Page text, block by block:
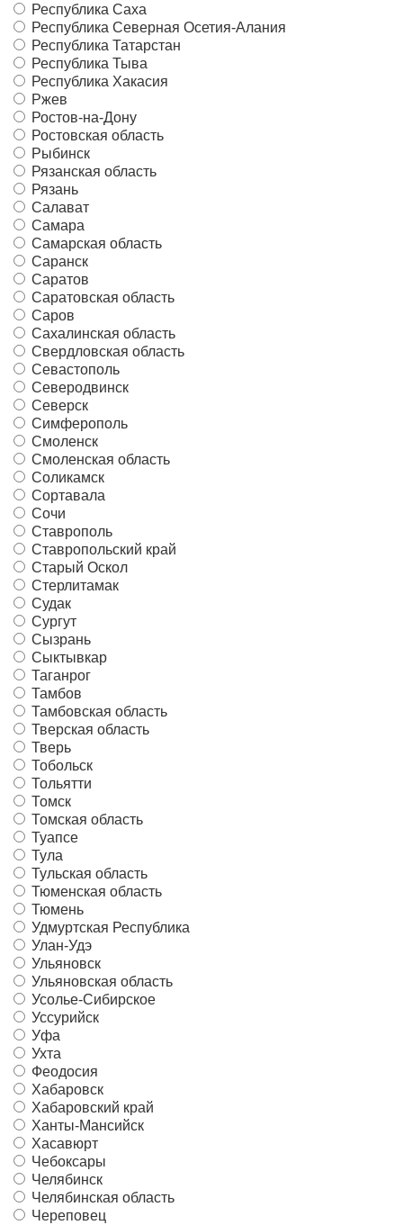
Республика Саха
Республика Северная Осетия-Алания
Республика Татарстан
Республика Тыва
Республика Хакасия
Ржев
Ростов-на-Дону
Ростовская область
Рыбинск
Рязанская область
Рязань
Салават
Самара
Самарская область
Саранск
Саратов
Саратовская область
Саров
Сахалинская область
Свердловская область
Севастополь
Северодвинск
Северск
Симферополь
Смоленск
Смоленская область
Соликамск
Сортавала
Сочи
Ставрополь
Ставропольский край
Старый Оскол
Стерлитамак
Судак
Сургут
Сызрань
Сыктывкар
Таганрог
Тамбов
Тамбовская область
Тверская область
Тверь
Тобольск
Тольятти
Томск
Томская область
Туапсе
Тула
Тульская область
Тюменская область
Тюмень
Удмуртская Республика
Улан-Удэ
Ульяновск
Ульяновская область
Усолье-Сибирское
Уссурийск
Уфа
Ухта
Феодосия
Хабаровск
Хабаровский край
Ханты-Мансийск
Хасавюрт
Чебоксары
Челябинск
Челябинская область
Череповец